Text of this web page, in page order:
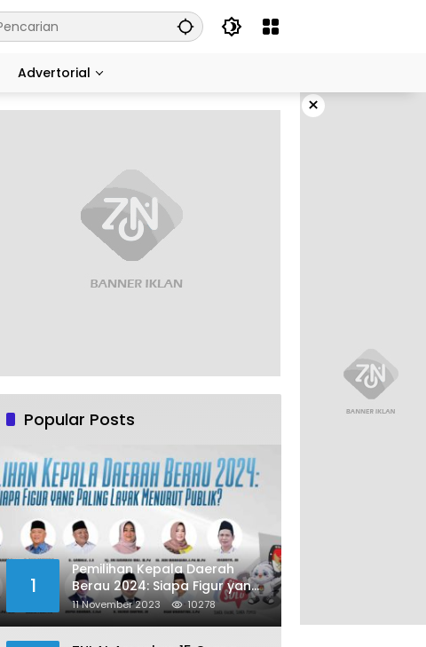
Advertorial
×
Popular Posts
1
Pemilihan Kepala Daerah
Berau 2024: Siapa Figur yang
Paling Layak Menurut Publik?
11 November 2023 10278